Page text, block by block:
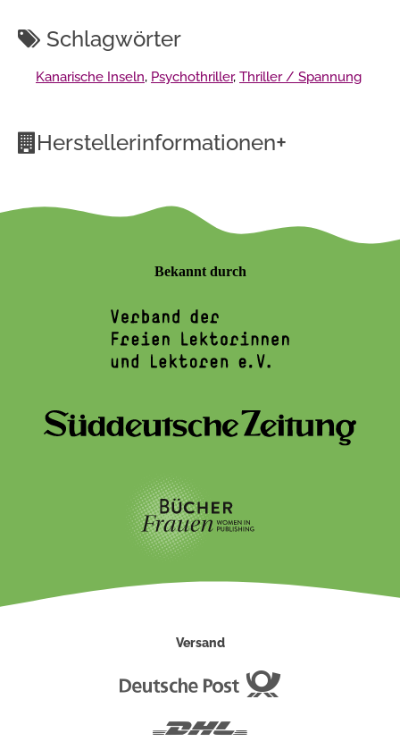
Schlagwörter
Kanarische Inseln, Psychothriller, Thriller / Spannung
Herstellerinformationen+
Bekannt durch
Versand